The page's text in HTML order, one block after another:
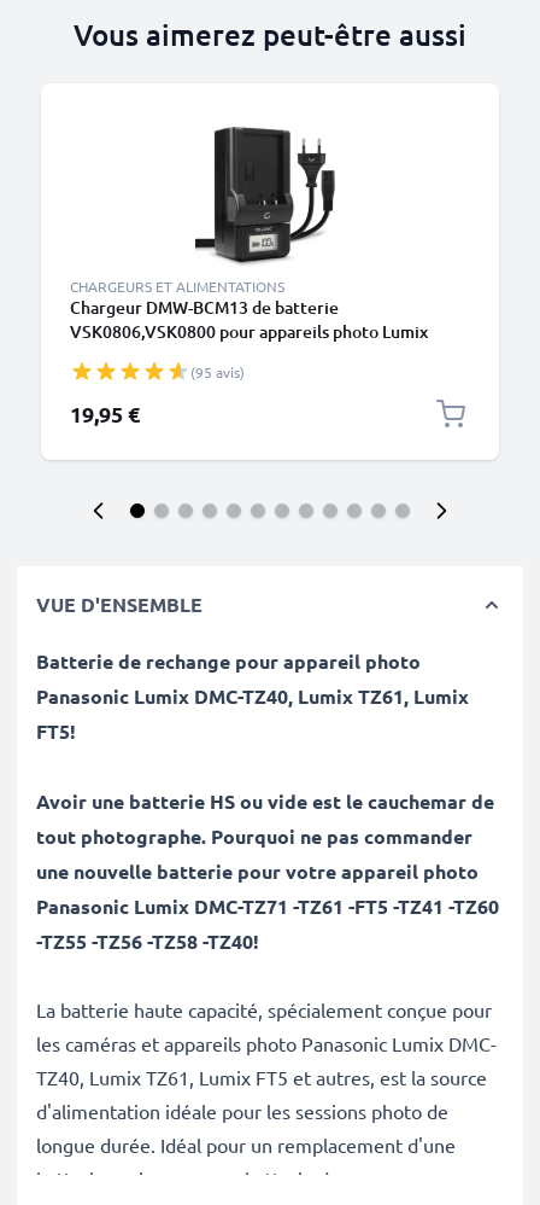
Vous aimerez peut-être aussi
CHARGEURS ET ALIMENTATIONS
Chargeur DMW-BCM13 de batterie
VSK0806,VSK0800 pour appareils photo Lumix
FT7 de CELLONIC(95 avis)
19,95 €
VUE D'ENSEMBLE
Batterie de rechange pour appareil photo
Panasonic Lumix DMC-TZ40, Lumix TZ61, Lumix
FT5!
Avoir une batterie HS ou vide est le cauchemar de
tout photographe. Pourquoi ne pas commander
une nouvelle batterie pour votre appareil photo
Panasonic Lumix DMC-TZ71 -TZ61 -FT5 -TZ41 -TZ60
-TZ55 -TZ56 -TZ58 -TZ40!
La batterie haute capacité, spécialement conçue pour
les caméras et appareils photo Panasonic Lumix DMC-
TZ40, Lumix TZ61, Lumix FT5 et autres, est la source
d'alimentation idéale pour les sessions photo de
longue durée. Idéal pour un remplacement d'une
batterie ancienne ou en batterie de secours pour